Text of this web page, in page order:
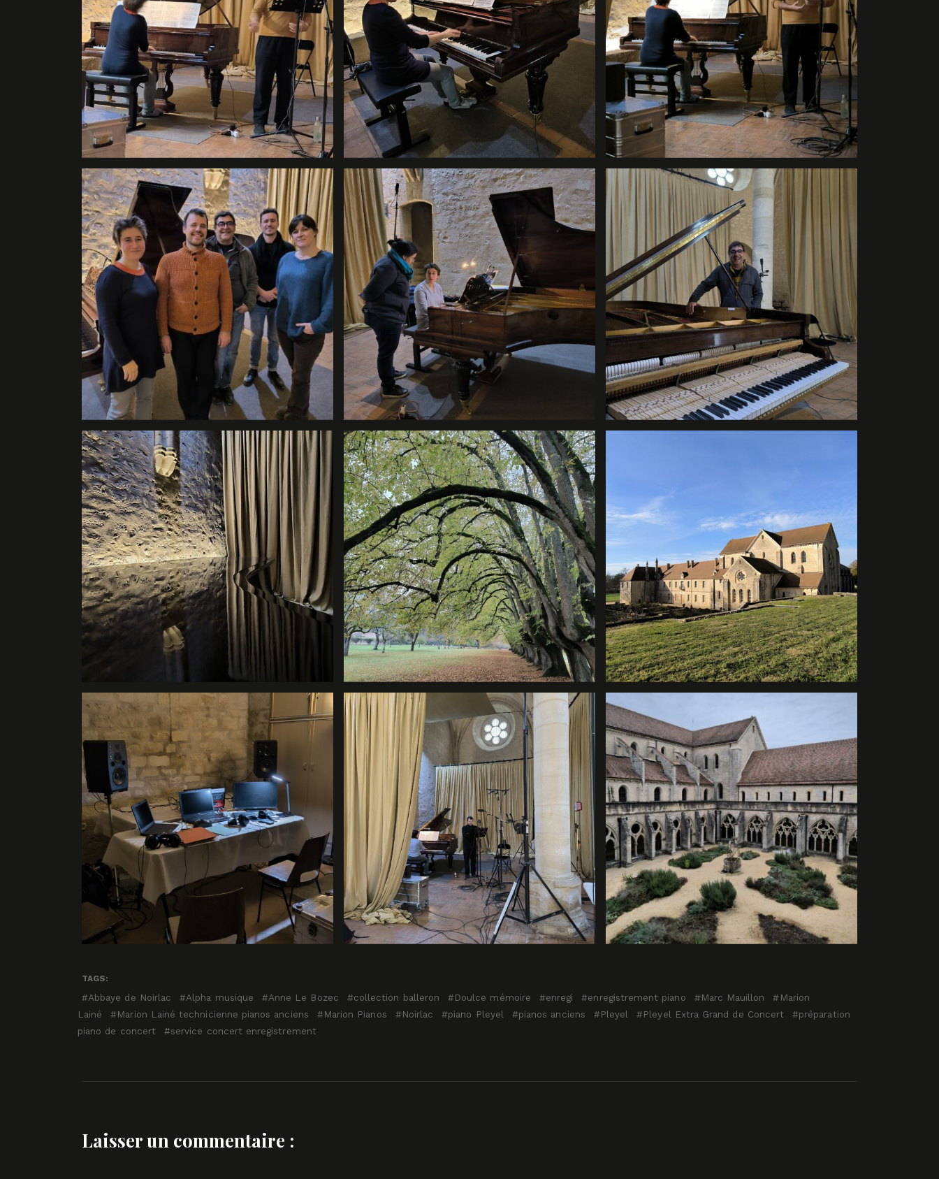
TAGS:
Abbaye de Noirlac Alpha musique Anne Le Bozec collection balleron Doulce mémoire enregi enregistrement piano Marc Mauillon
Marion
Lainé
Marion Lainé technicienne pianos anciens Marion Pianos Noirlac piano Pleyel pianos anciens Pleyel Pleyel Extra Grand de Concert
préparation
piano de concert
service concert enregistrement
Laisser un commentaire :